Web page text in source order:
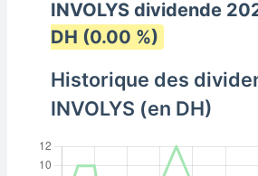
a décidé d'y implanter une filiale,
région subsaharienne et la
continentale après la Tunisie.
INVOLYS dividende
DH (0.00 %)
Historique des
INVOLYS (en DH)